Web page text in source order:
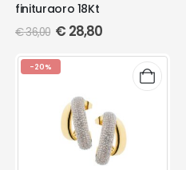
finituraoro 18Kt
€36,00 € 28,80
-20%